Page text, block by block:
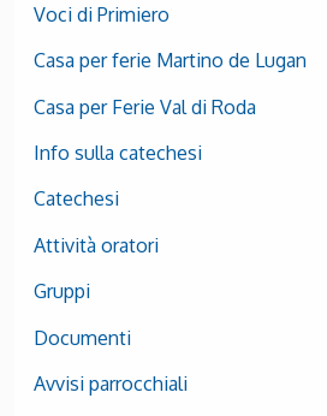
Voci di Primiero
Casa per ferie Martino de Lugan
Casa per Ferie Val di Roda
Info sulla catechesi
Catechesi
Attività oratori
Gruppi
Documenti
Avvisi parrocchiali